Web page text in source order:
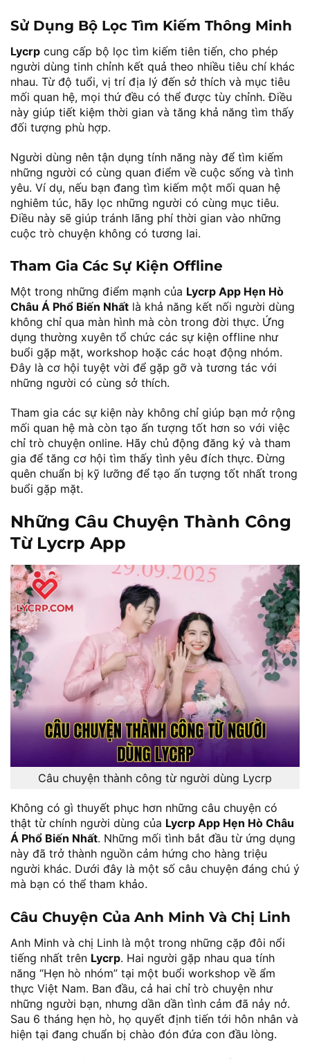
Sử Dụng Bộ Lọc Tìm Kiếm Thông Minh
Lycrp cung cấp bộ lọc tìm kiếm tiên tiến, cho phép
người dùng tinh chỉnh kết quả theo nhiều tiêu chí khác
nhau. Từ độ tuổi, vị trí địa lý đến sở thích và mục tiêu
mối quan hệ, mọi thứ đều có thể được tùy chỉnh. Điều
này giúp tiết kiệm thời gian và tăng khả năng tìm thấy
đối tượng phù hợp.
Người dùng nên tận dụng tính năng này để tìm kiếm
những người có cùng quan điểm về cuộc sống và tình
yêu. Ví dụ, nếu bạn đang tìm kiếm một mối quan hệ
nghiêm túc, hãy lọc những người có cùng mục tiêu.
Điều này sẽ giúp tránh lãng phí thời gian vào những
cuộc trò chuyện không có tương lai.
Tham Gia Các Sự Kiện Offline
Một trong những điểm mạnh của Lycrp App Hẹn Hò
Châu Á Phổ Biến Nhất là khả năng kết nối người dùng
không chỉ qua màn hình mà còn trong đời thực. Ứng
dụng thường xuyên tổ chức các sự kiện offline như
buổi gặp mặt, workshop hoặc các hoạt động nhóm.
Đây là cơ hội tuyệt vời để gặp gỡ và tương tác với
những người có cùng sở thích.
Tham gia các sự kiện này không chỉ giúp bạn mở rộng
mối quan hệ mà còn tạo ấn tượng tốt hơn so với việc
chỉ trò chuyện online. Hãy chủ động đăng ký và tham
gia để tăng cơ hội tìm thấy tình yêu đích thực. Đừng
quên chuẩn bị kỹ lưỡng để tạo ấn tượng tốt nhất trong
buổi gặp mặt.
Những Câu Chuyện Thành Công
Từ Lycrp App
Câu chuyện thành công từ người dùng Lycrp
Không có gì thuyết phục hơn những câu chuyện có
thật từ chính người dùng của Lycrp App Hẹn Hò Châu
Á Phổ Biến Nhất. Những mối tình bắt đầu từ ứng dụng
này đã trở thành nguồn cảm hứng cho hàng triệu
người khác. Dưới đây là một số câu chuyện đáng chú ý
mà bạn có thể tham khảo.
Câu Chuyện Của Anh Minh Và Chị Linh
Anh Minh và chị Linh là một trong những cặp đôi nổi
tiếng nhất trên Lycrp. Hai người gặp nhau qua tính
năng “Hẹn hò nhóm” tại một buổi workshop về ẩm
thực Việt Nam. Ban đầu, cả hai chỉ trò chuyện như
những người bạn, nhưng dần dần tình cảm đã nảy nở.
Sau 6 tháng hẹn hò, họ quyết định tiến tới hôn nhân và
hiện tại đang chuẩn bị chào đón đứa con đầu lòng.